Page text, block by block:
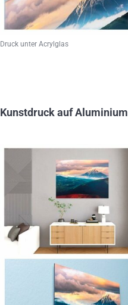
Druck unter Acrylglas
Kunstdruck auf Aluminium